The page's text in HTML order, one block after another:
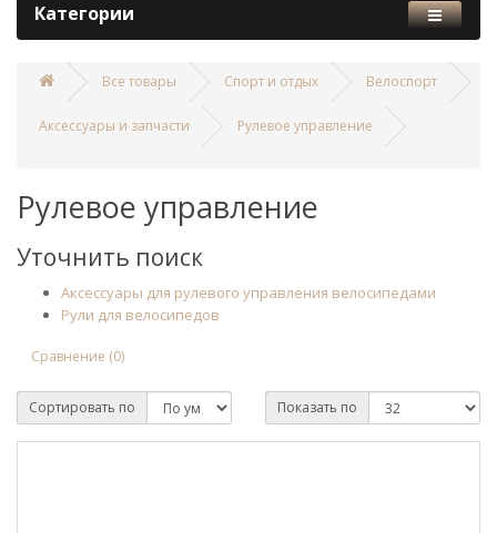
Категории
Все товары Спорт и отдых Велоспорт
Аксессуары и запчасти Рулевое управление
Рулевое управление
Уточнить поиск
Аксессуары для рулевого управления велосипедами
Рули для велосипедов
Сравнение (0)
Сортировать по Показать по